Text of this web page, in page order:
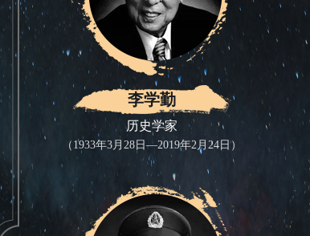
李学勤
历史学家
（1933年3月28日—2019年2月24日）